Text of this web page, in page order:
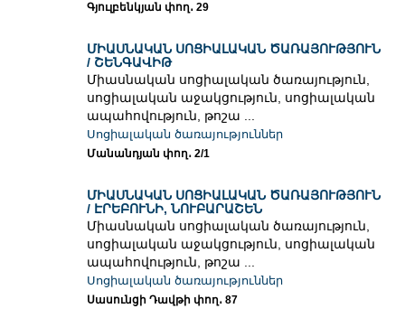
Գյուլբենկյան փող․ 29
ՄԻԱՍՆԱԿԱՆ ՍՈՑԻԱԼԱԿԱՆ ԾԱՌԱՅՈՒԹՅՈՒՆ
/ ՇԵՆԳԱՎԻԹ
Միասնական սոցիալական ծառայություն,
սոցիալական աջակցություն, սոցիալական
ապահովություն, թոշա ...
Սոցիալական ծառայություններ
Մանանդյան փող․ 2/1
ՄԻԱՍՆԱԿԱՆ ՍՈՑԻԱԼԱԿԱՆ ԾԱՌԱՅՈՒԹՅՈՒՆ
/ ԷՐԵԲՈՒՆԻ, ՆՈՒԲԱՐԱՇԵՆ
Միասնական սոցիալական ծառայություն,
սոցիալական աջակցություն, սոցիալական
ապահովություն, թոշա ...
Սոցիալական ծառայություններ
Սասունցի Դավթի փող․ 87